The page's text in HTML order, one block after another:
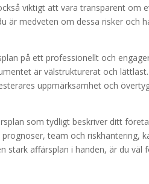
viktigt att vara transparent om
är medveten om dessa risker och
på ett professionellt och
är välstrukturerat och
uppmärksamhet och
som tydligt beskriver ditt
team och riskhantering,
stark affärsplan i handen, är du väl